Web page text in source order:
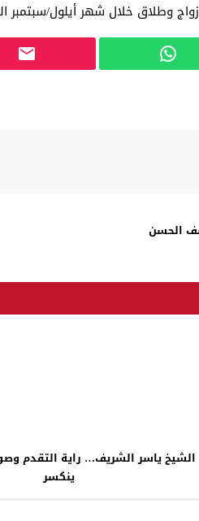
الحسن
الشيخ ياسر الشريف… راية التقدم
ينكسر